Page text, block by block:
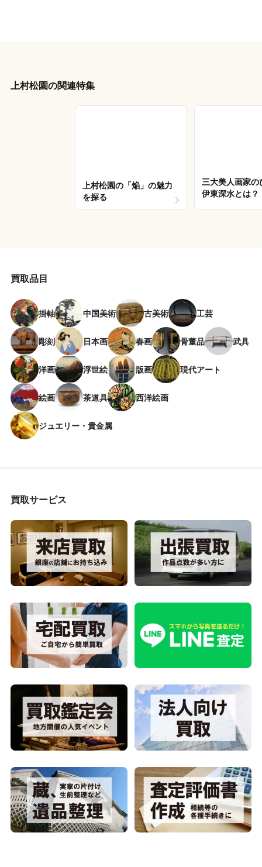
上村松園の関連特集
上村松園の「焔」の魅力
を探る
三大美人画家の
伊東深水とは？
買取品目
掛軸 中国美術 古美術 工芸
彫刻 日本画 春画 骨董品 武具
洋画 浮世絵 版画 現代アート
絵画 茶道具 西洋絵画
ジュエリー・貴金属
買取サービス